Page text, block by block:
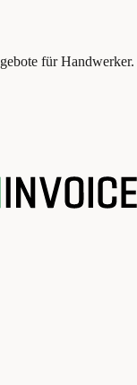
für Handwerker.